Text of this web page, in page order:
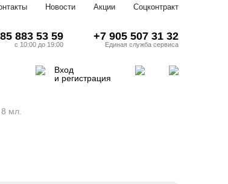
Новости Акции Соцконтракт
883 53 59
с 10:00 до 19:00
+7 905 507 31 32
Единая служба сервиса
Вход
и регистрация
мл.